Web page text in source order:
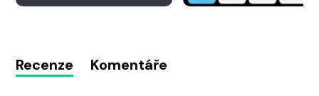
Recenze Komentáře